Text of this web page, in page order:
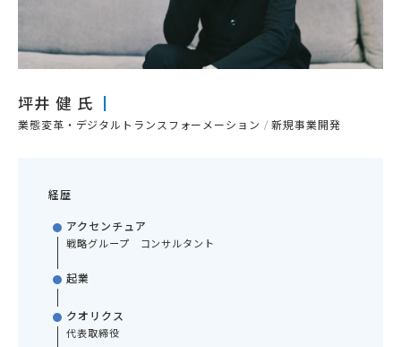
坪井 健 氏
業態変革・デジタルトランスフォーメーション 新規事業開発
経歴
アクセンチュア
戦略グループ コンサルタント
起業
クオリクス
代表取締役